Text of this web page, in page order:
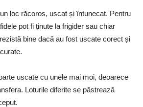
loc răcoros, uscat și întunecat. Pentru
pot fi ținute la frigider sau chiar
bine dacă au fost uscate corect și
uscate cu unele mai moi, deoarece
Loturile diferite se păstrează